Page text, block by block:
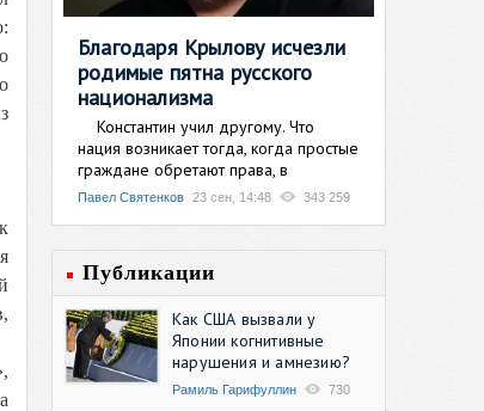
Благодаря Крылову исчезли
родимые пятна русского
национализма
Константин учил другому. Что
нация возникает тогда, когда простые
граждане обретают права, в
Павел Святенков 23 сен, 14:48 343 259
Публикации
Как США вызвали у
Японии когнитивные
нарушения и амнезию?
Рамиль Гарифуллин 730